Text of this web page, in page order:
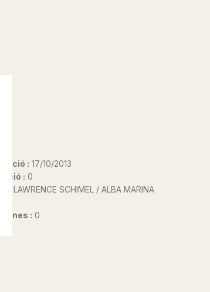
: 17/10/2013
: 0
LAWRENCE SCHIMEL / ALBA MARINA
: 0